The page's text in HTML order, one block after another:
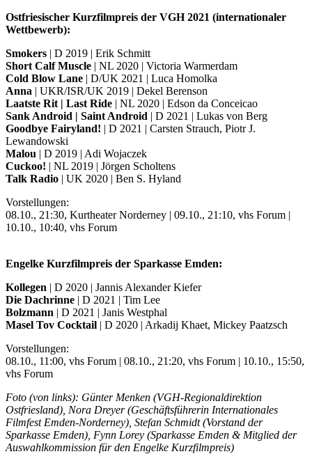
Ostfriesischer Kurzfilmpreis der VGH 2021 (internationaler
Wettbewerb):
Smokers | D 2019 | Erik Schmitt
Short Calf Muscle | NL 2020 | Victoria Warmerdam
Cold Blow Lane | D/UK 2021 | Luca Homolka
Anna | UKR/ISR/UK 2019 | Dekel Berenson
Laatste Rit | Last Ride | NL 2020 | Edson da Conceicao
Sank Android | Saint Android | D 2021 | Lukas von Berg
Goodbye Fairyland! | D 2021 | Carsten Strauch, Piotr J.
Lewandowski
Malou | D 2019 | Adi Wojaczek
Cuckoo! | NL 2019 | Jörgen Scholtens
Talk Radio | UK 2020 | Ben S. Hyland
Vorstellungen:
08.10., 21:30, Kurtheater Norderney | 09.10., 21:10, vhs Forum |
10.10., 10:40, vhs Forum
Engelke Kurzfilmpreis der Sparkasse Emden:
Kollegen | D 2020 | Jannis Alexander Kiefer
Die Dachrinne | D 2021 | Tim Lee
Bolzmann | D 2021 | Janis Westphal
Masel Tov Cocktail | D 2020 | Arkadij Khaet, Mickey Paatzsch
Vorstellungen:
08.10., 11:00, vhs Forum | 08.10., 21:20, vhs Forum | 10.10., 15:50,
vhs Forum
Foto (von links): Günter Menken (VGH-Regionaldirektion
Ostfriesland), Nora Dreyer (Geschäftsführerin Internationales
Filmfest Emden-Norderney), Stefan Schmidt (Vorstand der
Sparkasse Emden), Fynn Lorey (Sparkasse Emden & Mitglied der
Auswahlkommission für den Engelke Kurzfilmpreis)